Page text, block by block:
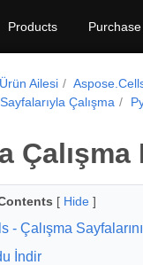
Products Purchase
Ailesi
Çalışma
Çalışma
[ Hide ]
- Çalışma
İndir